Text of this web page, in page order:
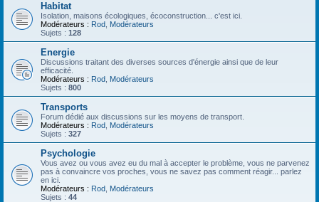
Habitat
Isolation, maisons écologiques, écoconstruction... c'est ici.
Modérateurs : Rod Modérateurs
Sujets : 128
Energie
Discussions traitant des diverses sources d'énergie ainsi que de leur
efficacité.
Modérateurs : Rod Modérateurs
Sujets : 800
Transports
Forum dédié aux discussions sur les moyens de transport.
Modérateurs : Rod Modérateurs
Sujets : 327
Psychologie
Vous avez ou vous avez eu du mal à accepter le problème, vous ne parvenez
pas à convaincre vos proches, vous ne savez pas comment réagir... parlez
en ici.
Modérateurs : Rod Modérateurs
Sujets : 44